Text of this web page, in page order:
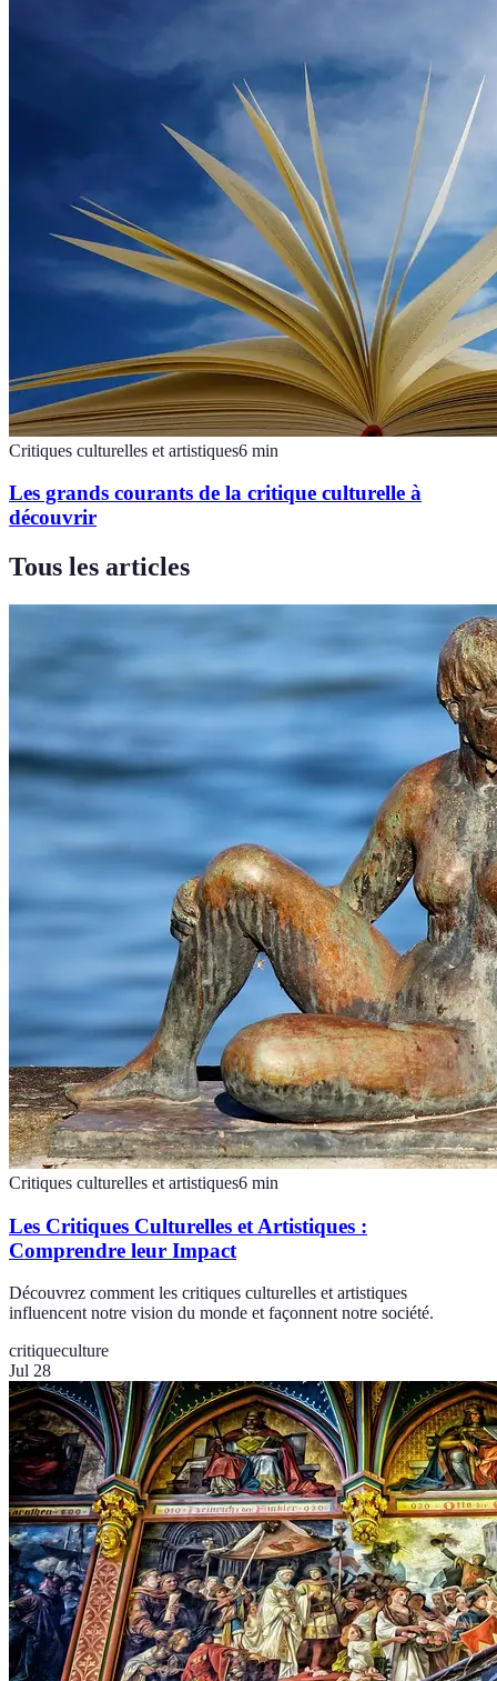
Critiques culturelles et artistiques6 min
Les grands courants de la critique culturelle à
découvrir
Tous les articles
Critiques culturelles et artistiques6 min
Les Critiques Culturelles et Artistiques :
Comprendre leur Impact
Découvrez comment les critiques culturelles et artistiques
influencent notre vision du monde et façonnent notre société.
critiqueculture
Jul 28